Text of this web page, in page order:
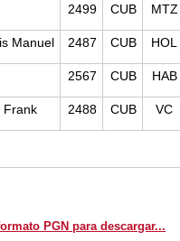
2499 CUB MTZ
Manuel 2487 CUB HOL
2567 CUB HAB
Frank 2488 CUB VC
PGN para descargar...